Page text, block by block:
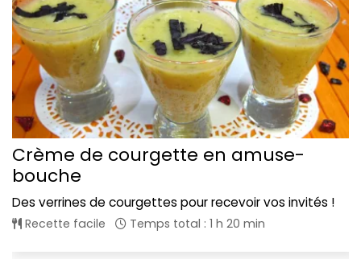
Crème de courgette en amuse-
bouche
Des verrines de courgettes pour recevoir vos invités !
Recette facile Temps total : 1 h 20 min